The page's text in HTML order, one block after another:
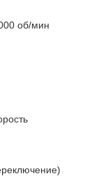
об/мин